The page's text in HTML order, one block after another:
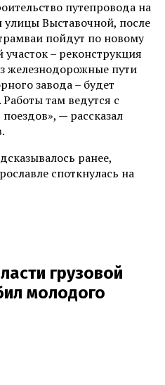
путепровода на
улицы Выставочной, после
пойдут по новому
– реконструкция
железнодорожные пути
завода – будет
там ведутся с
— рассказал
ранее,
споткнулась на
грузовой
молодого